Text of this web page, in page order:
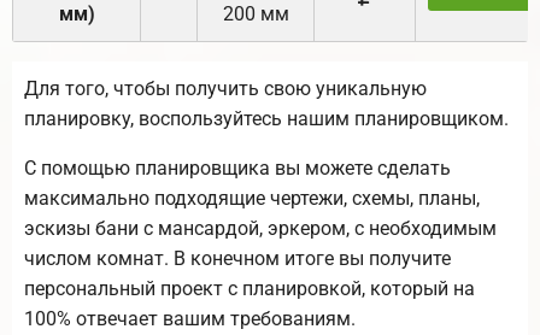
мм)
200 мм
Для того, чтобы получить свою уникальную
планировку, воспользуйтесь нашим планировщиком.
С помощью планировщика вы можете сделать
максимально подходящие чертежи, схемы, планы,
эскизы бани с мансардой, эркером, с необходимым
числом комнат. В конечном итоге вы получите
персональный проект с планировкой, который на
100% отвечает вашим требованиям.